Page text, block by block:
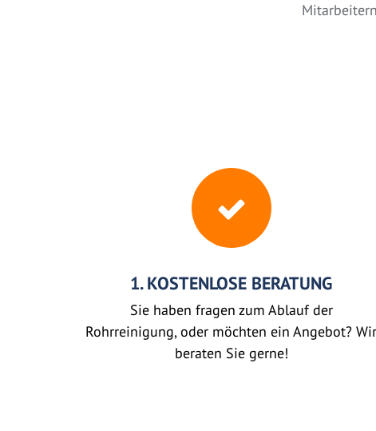
1. KOSTENLOSE BERATUNG
Sie haben fragen zum Ablauf der
Rohrreinigung, oder möchten ein Angebot? Wir
beraten Sie gerne!